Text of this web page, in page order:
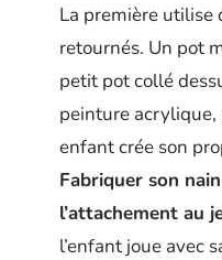
La première utilise
retournés. Un pot
petit pot collé
peinture acrylique,
enfant crée son
Fabriquer son
l’attachement au
l’enfant joue avec